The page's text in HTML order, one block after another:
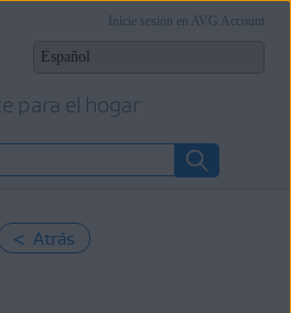
para el hogar
Inicie sesión en AVG Account
< Atrás